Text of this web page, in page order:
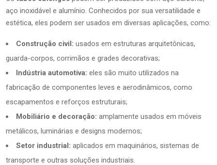
aço inoxidável e alumínio. Conhecidos por sua versatilidade e
estética, eles podem ser usados em diversas aplicações, como:
Construção civil: usados em estruturas arquitetônicas,
guarda-corpos, corrimãos e grades decorativas;
Indústria automotiva: eles são muito utilizados na
fabricação de componentes leves e aerodinâmicos, como
escapamentos e reforços estruturais;
Mobiliário e decoração: amplamente usados em móveis
metálicos, luminárias e designs modernos;
Setor industrial: aplicados em maquinários, sistemas de
transporte e outras soluções industriais.